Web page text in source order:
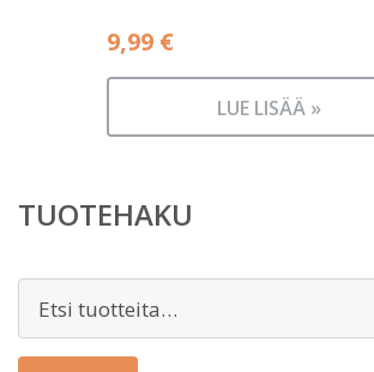
9,99 €
LUE LISÄÄ »
TUOTEHAKU